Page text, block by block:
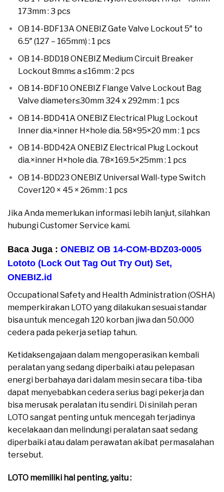
173mm : 3 pcs
OB 14-BDF13A ONEBIZ Gate Valve Lockout 5″ to
6.5″ (127 – 165mm) : 1 pcs
OB 14-BDD18 ONEBIZ Medium Circuit Breaker
Lockout 8mm≤ a ≤16mm : 2 pcs
OB 14-BDF10 ONEBIZ Flange Valve Lockout Bag
Valve diameter≤30mm 324 x 292mm : 1 pcs
OB 14-BDD41A ONEBIZ Electrical Plug Lockout
Inner dia.×inner H×hole dia. 58×95×20 mm : 1 pcs
OB 14-BDD42A ONEBIZ Electrical Plug Lockout
dia.×inner H×hole dia. 78×169.5×25mm : 1 pcs
OB 14-BDD23 ONEBIZ Universal Wall-type Switch
Cover120 × 45 × 26mm : 1 pcs
Jika Anda memerlukan informasi lebih lanjut, silahkan
hubungi Customer Service kami.
Baca Juga : ONEBIZ OB 14-COM-BDZ03-0005
Lototo (Lock Out Tag Out Try Out) Set,
ONEBIZ.id
Occupational Safety and Health Administration (OSHA)
memperkirakan LOTO yang dilakukan sesuai standar
bisa untuk mencegah 120 korban jiwa dan 50.000
cedera pada pekerja setiap tahun.
Ketidaksengajaan dalam mengoperasikan kembali
peralatan yang sedang diperbaiki atau pelepasan
energi berbahaya dari dalam mesin secara tiba-tiba
dapat menyebabkan cedera serius bagi pekerja dan
bisa merusak peralatan itu sendiri. Di sinilah peran
LOTO sangat penting untuk mencegah terjadinya
kecelakaan dan melindungi peralatan saat sedang
diperbaiki atau dalam perawatan akibat permasalahan
tersebut.
LOTO memiliki hal penting, yaitu :